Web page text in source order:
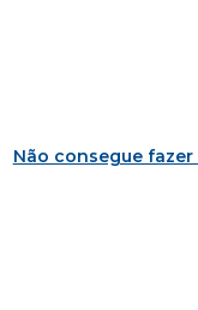
Não consegue